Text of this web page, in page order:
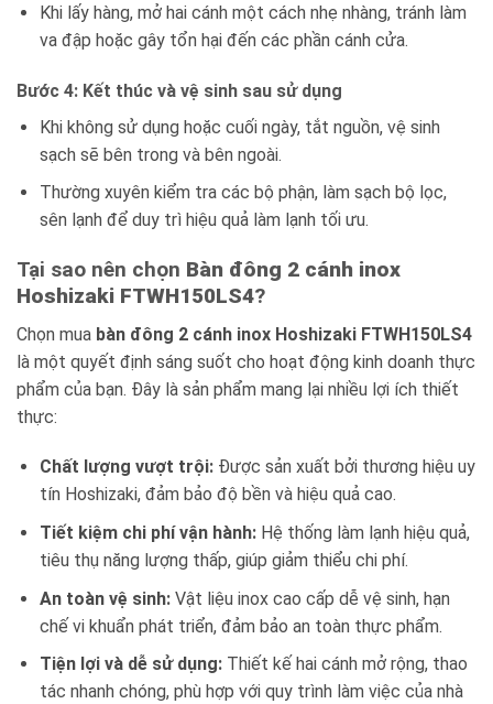
Khi lấy hàng, mở hai cánh một cách nhẹ nhàng, tránh làm
va đập hoặc gây tổn hại đến các phần cánh cửa.
Bước 4: Kết thúc và vệ sinh sau sử dụng
Khi không sử dụng hoặc cuối ngày, tắt nguồn, vệ sinh
sạch sẽ bên trong và bên ngoài.
Thường xuyên kiểm tra các bộ phận, làm sạch bộ lọc,
sên lạnh để duy trì hiệu quả làm lạnh tối ưu.
Tại sao nên chọn Bàn đông 2 cánh inox
Hoshizaki FTWH150LS4?
Chọn mua bàn đông 2 cánh inox Hoshizaki FTWH150LS4
là một quyết định sáng suốt cho hoạt động kinh doanh thực
phẩm của bạn. Đây là sản phẩm mang lại nhiều lợi ích thiết
thực:
Chất lượng vượt trội:Được sản xuất bởi thương hiệu uy
tín Hoshizaki, đảm bảo độ bền và hiệu quả cao.
Tiết kiệm chi phí vận hành:Hệ thống làm lạnh hiệu quả,
tiêu thụ năng lượng thấp, giúp giảm thiểu chi phí.
An toàn vệ sinh:Vật liệu inox cao cấp dễ vệ sinh, hạn
chế vi khuẩn phát triển, đảm bảo an toàn thực phẩm.
Tiện lợi và dễ sử dụng:Thiết kế hai cánh mở rộng, thao
tác nhanh chóng, phù hợp với quy trình làm việc của nhà